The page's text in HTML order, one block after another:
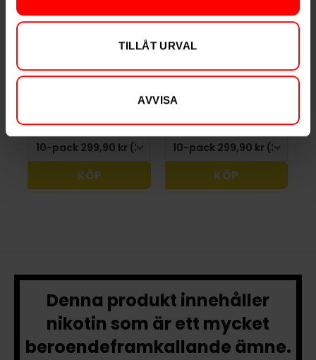
TILLÅT URVAL
AVVISA
Extra Strong
KÖP KÖP
Denna produkt innehåller
nikotin som är ett mycket
beroendeframkallande ämne.